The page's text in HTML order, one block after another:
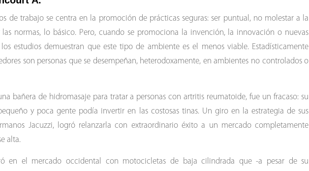
de trabajo se centra en la promoción de prácticas seguras: ser puntual, no molestar a la
las normas, lo básico. Pero, cuando se promociona la invención, la innovación o nuevas
estudios demuestran que este tipo de ambiente es el menos viable. Estadísticamente
son personas que se desempeñan, heterodoxamente, en ambientes no controlados o
bañera de hidromasaje para tratar a personas con artritis reumatoide, fue un fracaso: su
y poca gente podía invertir en las costosas tinas. Un giro en la estrategia de sus
Jacuzzi, logró relanzarla con extraordinario éxito a un mercado completamente
alta.
en el mercado occidental con motocicletas de baja cilindrada que -a pesar de su